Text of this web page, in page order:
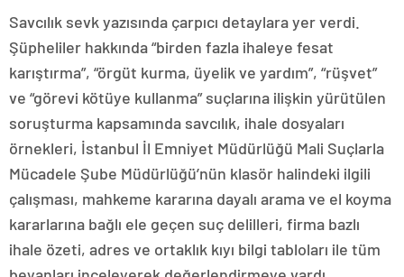
Savcılık sevk yazısında çarpıcı detaylara yer verdi.
Şüpheliler hakkında “birden fazla ihaleye fesat
karıştırma”, “örgüt kurma, üyelik ve yardım”, “rüşvet”
ve “görevi kötüye kullanma” suçlarına ilişkin yürütülen
soruşturma kapsamında savcılık, ihale dosyaları
örnekleri, İstanbul İl Emniyet Müdürlüğü Mali Suçlarla
Mücadele Şube Müdürlüğü’nün klasör halindeki ilgili
çalışması, mahkeme kararına dayalı arama ve el koyma
kararlarına bağlı ele geçen suç delilleri, firma bazlı
ihale özeti, adres ve ortaklık kıyı bilgi tabloları ile tüm